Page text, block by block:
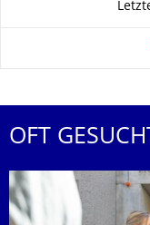
OFT